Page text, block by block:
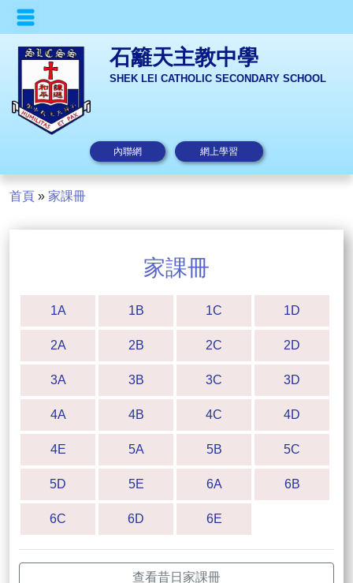
石籬天主教中學
SHEK LEI CATHOLIC SECONDARY SCHOOL
內聯網 網上學習
首頁 » 家課冊
家課冊
1A 1B 1C 1D
2A 2B 2C 2D
3A 3B 3C 3D
4A 4B 4C 4D
4E 5A 5B 5C
5D 5E 6A 6B
6C 6D 6E
查看昔日家課冊